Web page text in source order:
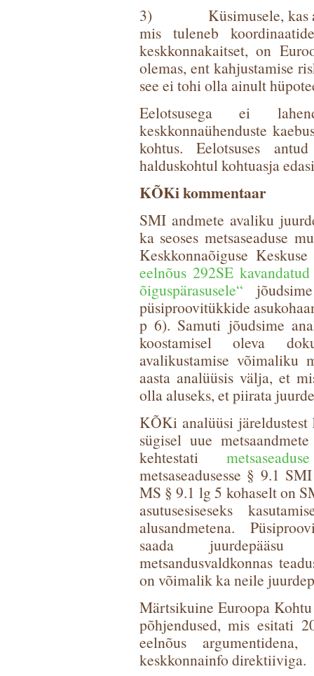
3) Küsimusele, kas
mis tuleneb
keskkonnakaitset, on
olemas, ent kahjustamise
see ei tohi olla ainult
Eelotsusega ei
keskkonnaühenduste
kohtus. Eelotsuses
halduskohtul kohtuasja
KÕKi kommentaar
SMI andmete avaliku
ka seoses metsaseaduse
Keskkonnaõiguse
eelnõus 292SE
õiguspärasusele“
püsiproovitükkide
p 6). Samuti jõudsime
koostamisel oleva
avalikustamise võimaliku
aasta analüüsis välja, et
olla aluseks, et piirata
KÕKi analüüsi järeldustest
sügisel uue
kehtestati
metsaseadusesse § 9.1
MS § 9.1 lg 5 kohaselt on
asutusesiseseks
alusandmetena.
saada juurdepääsu
metsandusvaldkonnas
on võimalik ka neile
Märtsikuine Euroopa
põhjendused, mis esitati
eelnõus
keskkonnainfo direktiiviga.